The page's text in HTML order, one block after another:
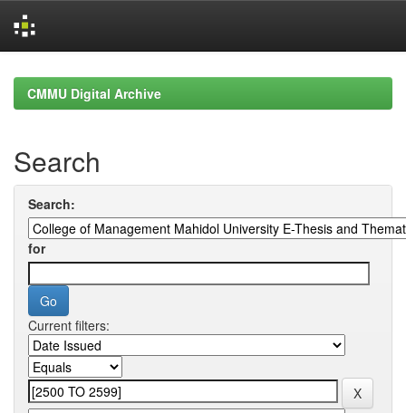
navigationCMMU Digital Archive
Search
Search:
for
Current filters: